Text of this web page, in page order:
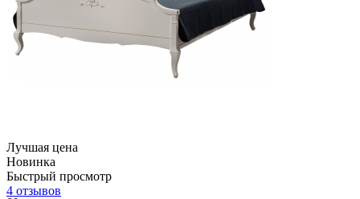
Лучшая цена
Новинка
Быстрый просмотр
4 отзывов